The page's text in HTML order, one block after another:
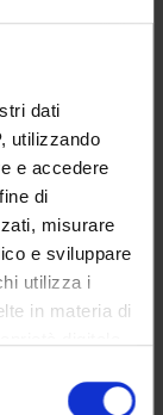
dati
utilizzando
e accedere
di
misurare
e sviluppare
utilizza i
in materia di
qualsiasi